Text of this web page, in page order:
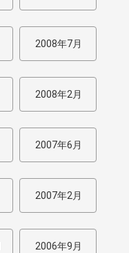
2008年7月
2008年2月
2007年6月
2007年2月
2006年9月